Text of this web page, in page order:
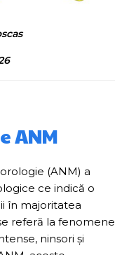
ANM
(ANM) a
ce indică o
în majoritatea
referă la fenomene
ninsori și